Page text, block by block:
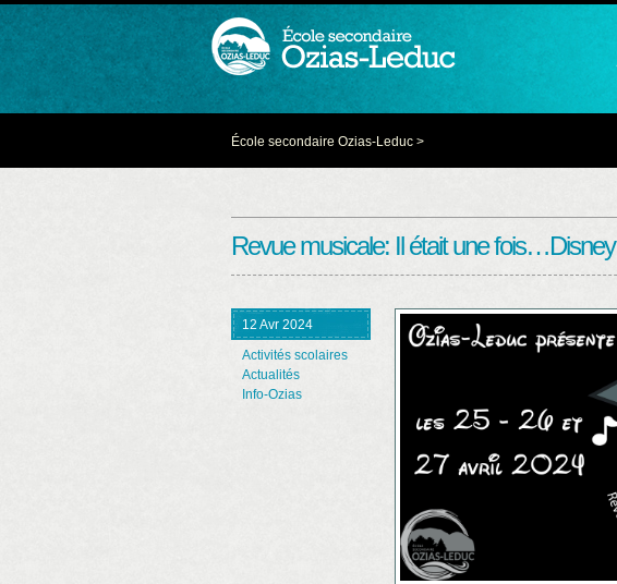
École secondaire Ozias-Leduc >
Revue musicale: Il était une fois…Disney
12 Avr 2024
Activités scolaires
Actualités
Info-Ozias